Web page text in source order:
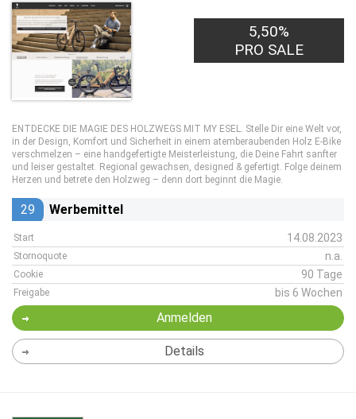
5,50%
PRO SALE
ENTDECKE DIE MAGIE DES HOLZWEGS MIT MY ESEL. Stelle Dir eine Welt vor,
in der Design, Komfort und Sicherheit in einem atemberaubenden Holz E-Bike
verschmelzen – eine handgefertigte Meisterleistung, die Deine Fahrt sanfter
und leiser gestaltet. Regional gewachsen, designed & gefertigt. Folge deinem
Herzen und betrete den Holzweg – denn dort beginnt die Magie.
29 Werbemittel
Start 14.08.2023
Stornoquote n.a.
Cookie 90 Tage
Freigabe bis 6 Wochen
Anmelden
Details